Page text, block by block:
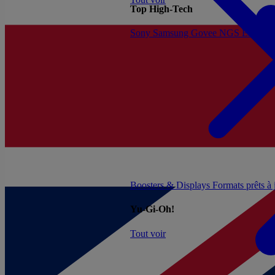
Boosters & Displays Formats prêts
Yu-Gi-Oh!
Tout voir
Top High-Tech
Sony Samsung Govee NGS Energy